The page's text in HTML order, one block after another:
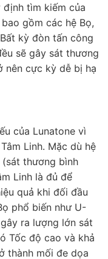
tìm kiếm của
bao gồm các hệ Bọ,
kỳ đòn tấn công
sẽ gây sát thương
nên cực kỳ dễ bị hạ
của Lunatone vì
Linh. Mặc dù hệ
thương bình
Linh là đủ để
quả khi đối đầu
phổ biến như U-
ra lượng lớn sát
Tốc độ cao và khả
thành mối đe dọa